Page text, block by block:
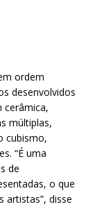
ordem
desenvolvidos
cerâmica,
múltiplas,
cubismo,
“É uma
de
o que
artistas”, disse